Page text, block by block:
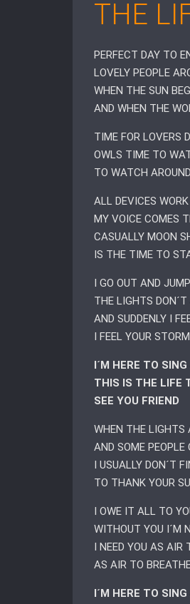
THE
PERFECT DAY TO
LOVELY PEOPLE
WHEN THE SUN
AND WHEN THE
TIME FOR LOVERS
OWLS TIME TO
TO WATCH AROUND
ALL DEVICES
MY VOICE COMES
CASUALLY MOON
IS THE TIME TO
I GO OUT AND JUMP
THE LIGHTS
AND SUDDENLY I
I FEEL YOUR STORM
I´M HERE TO
THIS IS THE LIFE
SEE YOU FRIEND
WHEN THE LIGHTS
AND SOME PEOPLE
I USUALLY DON´T
TO THANK YOUR
I OWE IT ALL TO
WITHOUT YOU I´M
I NEED YOU AS AIR
AS AIR TO
I´M HERE TO